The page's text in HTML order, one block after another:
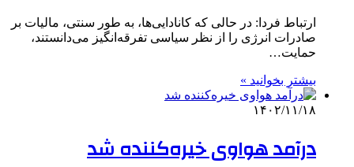
ارتباط فردا: در حالی که کانادایی‌ها، به طور سنتی، مالیات بر
صادرات انرژی را از نظر سیاسی تفرقه‌انگیز می‌دانستند،
حمایت…
بیشتر بخوانید »
۱۴۰۲/۱۱/۱۸
درآمد هواوی خیره‌کننده شد